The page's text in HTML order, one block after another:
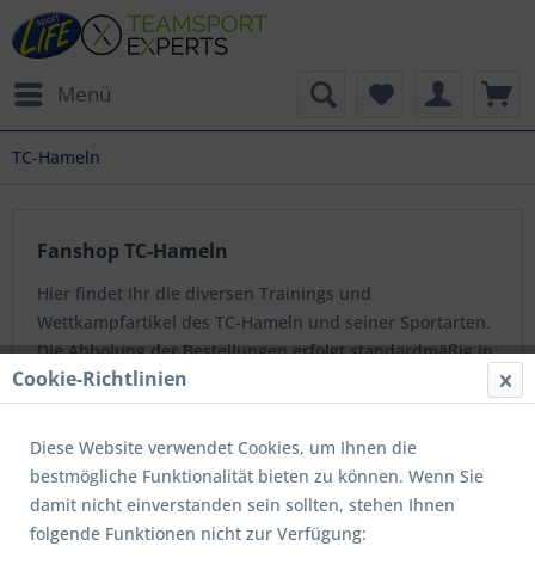
Menü
TC-Hameln
Fanshop TC-Hameln
Hier findet Ihr die diversen Trainings und
Wettkampfartikel des TC-Hameln und seiner Sportarten.
Die Abholung der Bestellungen erfolgt standardmäßig in
unserem Shop in der Reichardstr. 14, 31789...
erfahren »
Topseller
Cookie-Richtlinien
Diese Website verwendet Cookies, um Ihnen die
bestmögliche Funktionalität bieten zu können. Wenn Sie
damit nicht einverstanden sein sollten, stehen Ihnen
folgende Funktionen nicht zur Verfügung: